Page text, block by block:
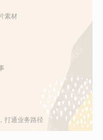
素材
打通业务路径